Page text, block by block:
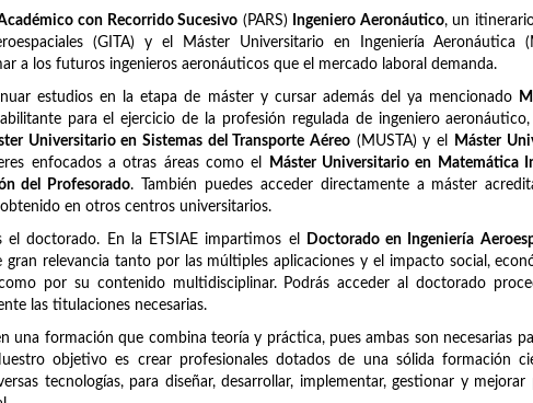
con Recorrido Sucesivo (PARS) Ingeniero Aeronáutico, un
(GITA) y el Máster Universitario en Ingeniería Aeronáutica
a los futuros ingenieros aeronáuticos que el mercado laboral demanda.
estudios en la etapa de máster y cursar además del ya mencionado
para el ejercicio de la profesión regulada de ingeniero
Universitario en Sistemas del Transporte Aéreo (MUSTA) y el
Máster
enfocados a otras áreas como el Máster Universitario en Matemática
del Profesorado. También puedes acceder directamente a máster
en otros centros universitarios.
el doctorado. En la ETSIAE impartimos el Doctorado en Ingeniería
gran relevancia tanto por las múltiples aplicaciones y el impacto social,
por su contenido multidisciplinar. Podrás acceder al doctorado
las titulaciones necesarias.
una formación que combina teoría y práctica, pues ambas son necesarias
objetivo es crear profesionales dotados de una sólida formación
tecnologías, para diseñar, desarrollar, implementar, gestionar y